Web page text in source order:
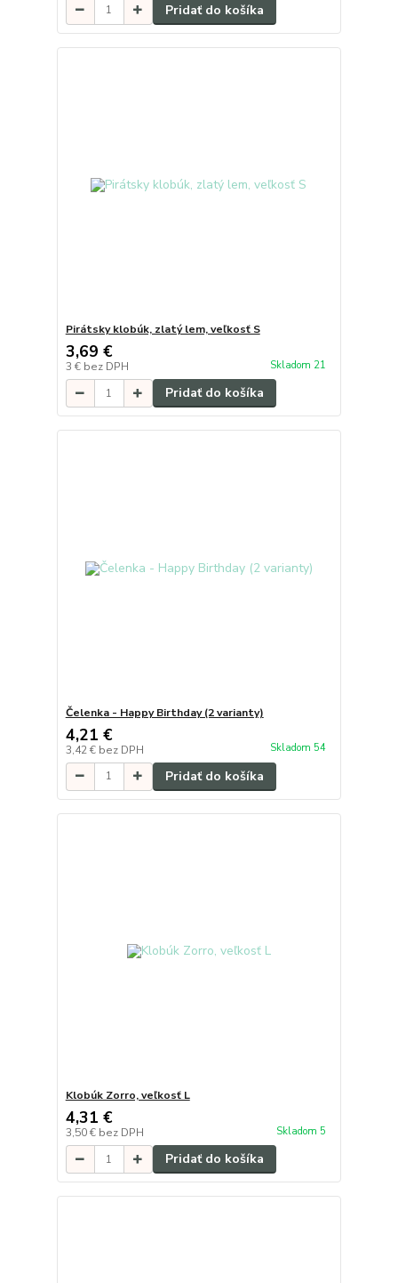
Pridať do košíka
Pirátsky klobúk, zlatý lem, veľkosť S
3,69 €
3 € bez DPH Skladom 21
Pridať do košíka
Čelenka - Happy Birthday (2 varianty)
4,21 €
3,42 € bez DPH Skladom 54
Pridať do košíka
Klobúk Zorro, veľkosť L
4,31 €
3,50 € bez DPH Skladom 5
Pridať do košíka